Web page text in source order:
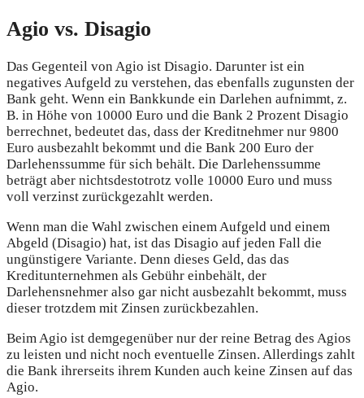
Agio vs. Disagio
Das Gegenteil von Agio ist Disagio. Darunter ist ein
negatives Aufgeld zu verstehen, das ebenfalls zugunsten der
Bank geht. Wenn ein Bankkunde ein Darlehen aufnimmt, z.
B. in Höhe von 10000 Euro und die Bank 2 Prozent Disagio
berrechnet, bedeutet das, dass der Kreditnehmer nur 9800
Euro ausbezahlt bekommt und die Bank 200 Euro der
Darlehenssumme für sich behält. Die Darlehenssumme
beträgt aber nichtsdestotrotz volle 10000 Euro und muss
voll verzinst zurückgezahlt werden.
Wenn man die Wahl zwischen einem Aufgeld und einem
Abgeld (Disagio) hat, ist das Disagio auf jeden Fall die
ungünstigere Variante. Denn dieses Geld, das das
Kreditunternehmen als Gebühr einbehält, der
Darlehensnehmer also gar nicht ausbezahlt bekommt, muss
dieser trotzdem mit Zinsen zurückbezahlen.
Beim Agio ist demgegenüber nur der reine Betrag des Agios
zu leisten und nicht noch eventuelle Zinsen. Allerdings zahlt
die Bank ihrerseits ihrem Kunden auch keine Zinsen auf das
Agio.